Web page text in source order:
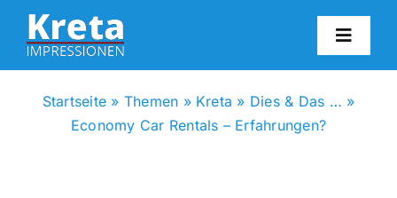
Zum
Inhalt
springen
Startseite » Themen » Kreta » Dies & Das … »
Economy Car Rentals – Erfahrungen?